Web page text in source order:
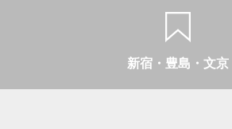
新宿・豊島・文京